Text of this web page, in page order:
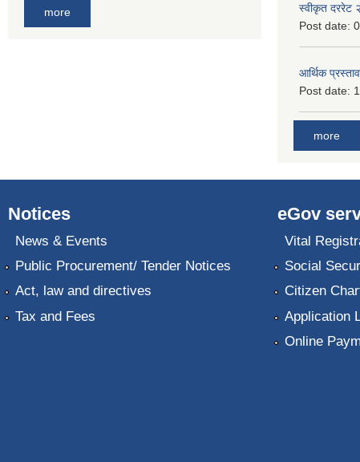
more
स्वीकृत दररेट
Post date:
आर्थिक
Post date:
more
Notices
News & Events
Public Procurement/ Tender Notices
Act, law and directives
Tax and Fees
eGov
Vital
Social
Citizen
Application
Online